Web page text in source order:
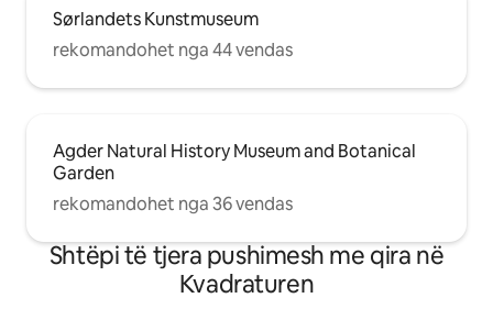
Sørlandets Kunstmuseum
rekomandohet nga 44 vendas
Agder Natural History Museum and Botanical
Garden
rekomandohet nga 36 vendas
Shtëpi të tjera pushimesh me qira në
Kvadraturen